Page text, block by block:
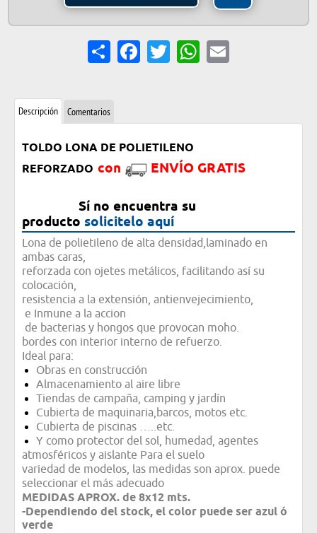
Share FacebookTwitterWhatsApp
Email
Descripción Comentarios
TOLDO LONA DE POLIETILENO
REFORZADO con ENVÍO GRATIS
Sí no encuentra su
producto solicitelo aquí
Lona de polietileno de alta densidad,laminado en
ambas caras,
reforzada con ojetes metálicos, facilitando así su
colocación,
resistencia a la extensión, antienvejecimiento,
e Inmune a la accion
de bacterias y hongos que provocan moho.
bordes con interior interno de refuerzo.
Ideal para:
Obras en construcción
Almacenamiento al aire libre
Tiendas de campaña, camping y jardín
Cubierta de maquinaria,barcos, motos etc.
Cubierta de piscinas …..etc.
Y como protector del sol, humedad, agentes
atmosféricos y aislante Para el suelo
variedad de modelos, las medidas son aprox. puede
seleccionar el más adecuado
MEDIDAS APROX. de 8x12 mts.
-Dependiendo del stock, el color puede ser azul ó
verde